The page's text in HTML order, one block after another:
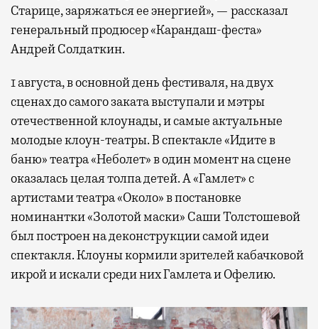
Старице, заряжаться ее энергией», — рассказал
генеральный продюсер «Карандаш-феста»
Андрей Солдаткин.
1 августа, в основной день фестиваля, на двух
сценах до самого заката выступали и мэтры
отечественной клоунады, и самые актуальные
молодые клоун-театры. В спектакле «Идите в
баню» театра «Неболет» в один момент на сцене
оказалась целая толпа детей. А «Гамлет» с
артистами театра «Около» в постановке
номинантки «Золотой маски» Саши Толстошевой
был построен на деконструкции самой идеи
спектакля. Клоуны кормили зрителей кабачковой
икрой и искали среди них Гамлета и Офелию.